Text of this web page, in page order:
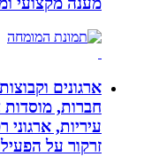
ארגונים וקבוצות
חברות, מוסדות
עיריות, ארגוני
זרקור על הפעילות